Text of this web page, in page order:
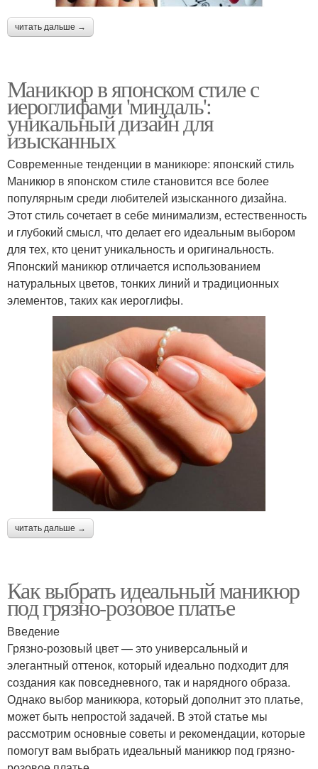
читать дальше →
Маникюр в японском стиле с
иероглифами 'миндаль':
уникальный дизайн для
изысканных
Современные тенденции в маникюре: японский стиль
Маникюр в японском стиле становится все более
популярным среди любителей изысканного дизайна.
Этот стиль сочетает в себе минимализм, естественность
и глубокий смысл, что делает его идеальным выбором
для тех, кто ценит уникальность и оригинальность.
Японский маникюр отличается использованием
натуральных цветов, тонких линий и традиционных
элементов, таких как иероглифы.
читать дальше →
Как выбрать идеальный маникюр
под грязно-розовое платье
Введение
Грязно-розовый цвет — это универсальный и
элегантный оттенок, который идеально подходит для
создания как повседневного, так и нарядного образа.
Однако выбор маникюра, который дополнит это платье,
может быть непростой задачей. В этой статье мы
рассмотрим основные советы и рекомендации, которые
помогут вам выбрать идеальный маникюр под грязно-